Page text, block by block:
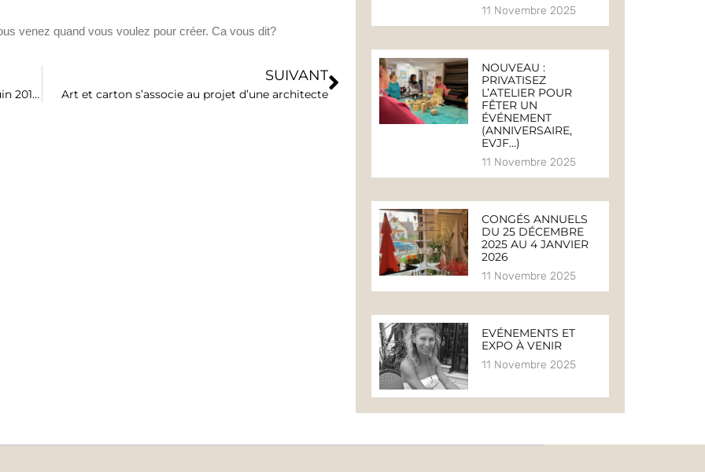
venez quand vous voulez pour créer. Ca vous dit?
Rdv à 14H30 cet après midi le dimanche 15 juin 2014 au Vaisseau de Strasbourg pour fêter les papas de façon originale
SUIVANT
Art et carton s’associe au projet d’une architecte
11 Novembre 2025
NOUVEAU :
PRIVATISEZ
L’ATELIER POUR
FÊTER UN
ÉVÉNEMENT
(ANNIVERSAIRE,
EVJF…)
11 Novembre 2025
CONGÉS ANNUELS
DU 25 DÉCEMBRE
2025 AU 4 JANVIER
2026
11 Novembre 2025
EVÉNEMENTS ET
EXPO À VENIR
11 Novembre 2025